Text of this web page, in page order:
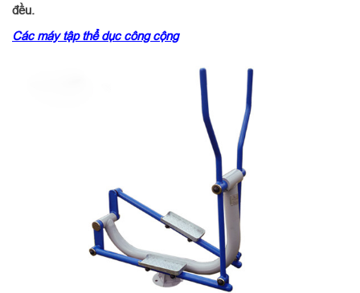
đều.
Các máy tập thể dục công cộng